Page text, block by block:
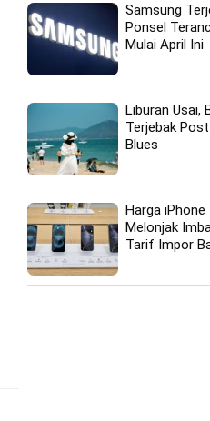
Samsung
Ponsel
Mulai April Ini
Liburan Usai,
Terjebak
Blues
Harga
Melonjak
Tarif Impor